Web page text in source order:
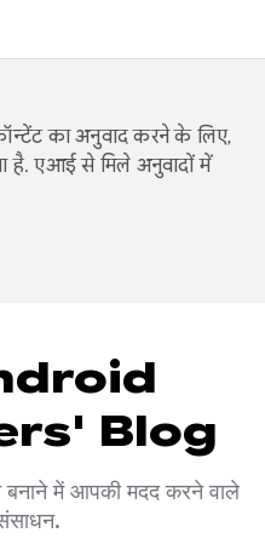
का अनुवाद करने के लिए,
है. एआई से मिले अनुवादों में
Blog
में आपकी मदद करने वाले